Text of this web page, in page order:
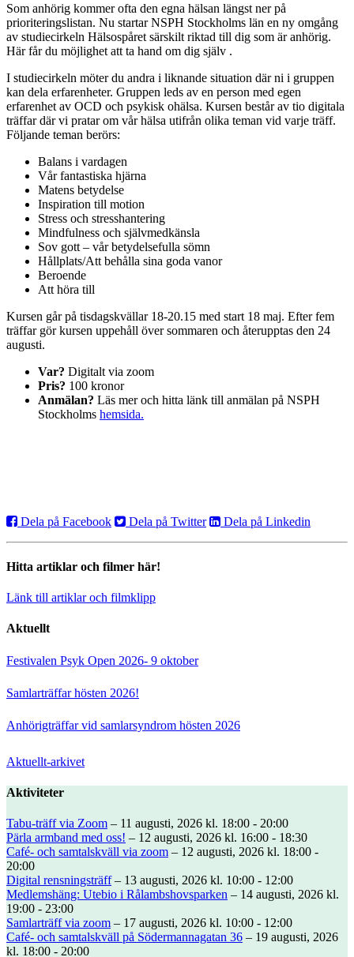
Som anhörig kommer ofta den egna hälsan längst ner på
prioriteringslistan. Nu startar NSPH Stockholms län en ny omgång
av studiecirkeln Hälsospåret särskilt riktad till dig som är anhörig.
Här får du möjlighet att ta hand om dig själv .
I studiecirkeln möter du andra i liknande situation där ni i gruppen
kan dela erfarenheter. Gruppen leds av en person med egen
erfarenhet av OCD och psykisk ohälsa. Kursen består av tio digitala
träffar där vi pratar om vår hälsa utifrån olika teman vid varje träff.
Följande teman berörs:
Balans i vardagen
Vår fantastiska hjärna
Matens betydelse
Inspiration till motion
Stress och stresshantering
Mindfulness och självmedkänsla
Sov gott – vår betydelsefulla sömn
Hållplats/Att behålla sina goda vanor
Beroende
Att höra till
Kursen går på tisdagskvällar 18-20.15 med start 18 maj. Efter fem
träffar gör kursen uppehåll över sommaren och återupptas den 24
augusti.
Var? Digitalt via zoom
Pris? 100 kronor
Anmälan? Läs mer och hitta länk till anmälan på NSPH
Stockholms hemsida.
Dela på Facebook Dela på Twitter Dela på Linkedin
Hitta artiklar och filmer här!
Länk till artiklar och filmklipp
Aktuellt
Festivalen Psyk Open 2026- 9 oktober
Samlarträffar hösten 2026!
Anhörigträffar vid samlarsyndrom hösten 2026
Aktuellt-arkivet
Aktiviteter
Tabu-träff via Zoom – 11 augusti, 2026 kl. 18:00 - 20:00
Pärla armband med oss! – 12 augusti, 2026 kl. 16:00 - 18:30
Café- och samtalskväll via zoom – 12 augusti, 2026 kl. 18:00 -
20:00
Digital rensningsträff– 13 augusti, 2026 kl. 10:00 - 12:00
Medlemshäng: Utebio i Rålambshovsparken – 14 augusti, 2026 kl.
19:00 - 23:00
Samlarträff via zoom – 17 augusti, 2026 kl. 10:00 - 12:00
Café- och samtalskväll på Södermannagatan 36 – 19 augusti, 2026
kl. 18:00 - 20:00